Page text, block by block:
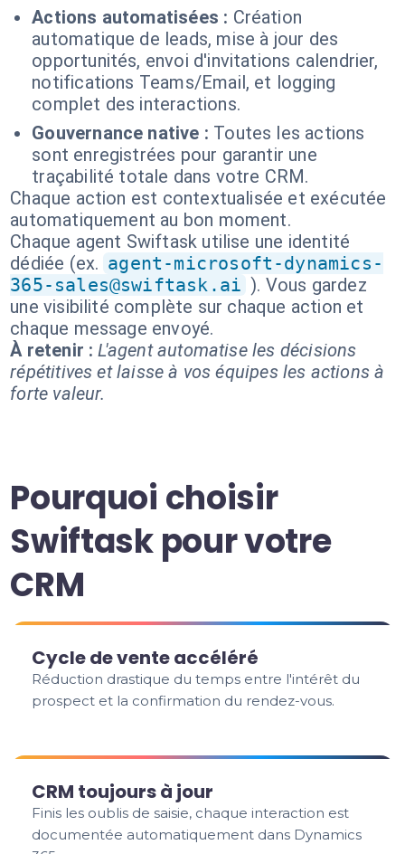
Actions automatisées : Création
automatique de leads, mise à jour des
opportunités, envoi d'invitations calendrier,
notifications Teams/Email, et logging
complet des interactions.
Gouvernance native : Toutes les actions
sont enregistrées pour garantir une
traçabilité totale dans votre CRM.
Chaque action est contextualisée et exécutée
automatiquement au bon moment.
Chaque agent Swiftask utilise une identité
dédiée (ex. agent-microsoft-dynamics-
365-sales@swiftask.ai ). Vous gardez
une visibilité complète sur chaque action et
chaque message envoyé.
À retenir : L'agent automatise les décisions
répétitives et laisse à vos équipes les actions à
forte valeur.
Pourquoi choisir
Swiftask pour votre
CRM
Cycle de vente accéléré
Réduction drastique du temps entre l'intérêt du
prospect et la confirmation du rendez-vous.
CRM toujours à jour
Finis les oublis de saisie, chaque interaction est
documentée automatiquement dans Dynamics